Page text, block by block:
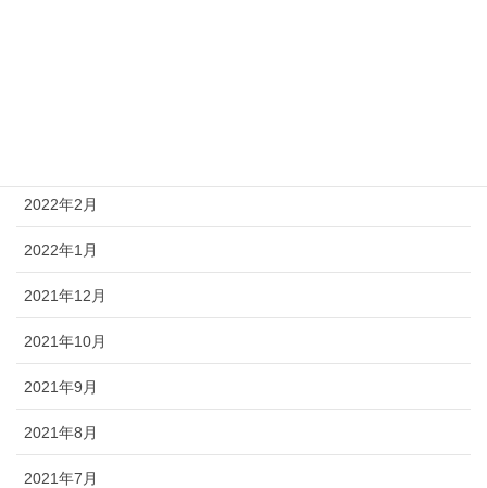
2022年2月
2022年1月
2021年12月
2021年10月
2021年9月
2021年8月
2021年7月